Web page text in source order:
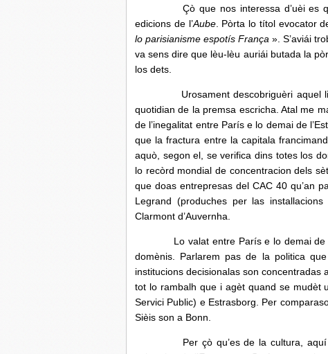
Çò que nos interessa d’uèi es que
edicions de l’Aube. Pòrta lo títol evocator
lo parisianisme espotís França ». S’aviái
va sens dire que lèu-lèu auriái butada la
los dets.
Urosament descobriguèri aquel libre
quotidian de la premsa escricha. Atal me
de l’inegalitat entre París e lo demai de
que la fractura entre la capitala
aquò, segon el, se verifica dins totes los
lo recòrd mondial de concentracion dels
que doas entrepresas del CAC 40 qu’an
Legrand (produches per las
Clarmont d’Auvernha.
Lo valat entre París e lo demai de
domènis. Parlarem pas de la politica
institucions decisionalas son concentradas
tot lo rambalh que i agèt quand se mudèt
Servici Public) e Estrasborg. Per
Sièis son a Bonn.
Per çò qu’es de la cultura, aquí